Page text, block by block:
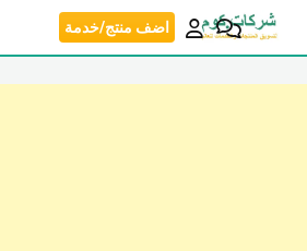
انتقل
اضف منتج/خدمة